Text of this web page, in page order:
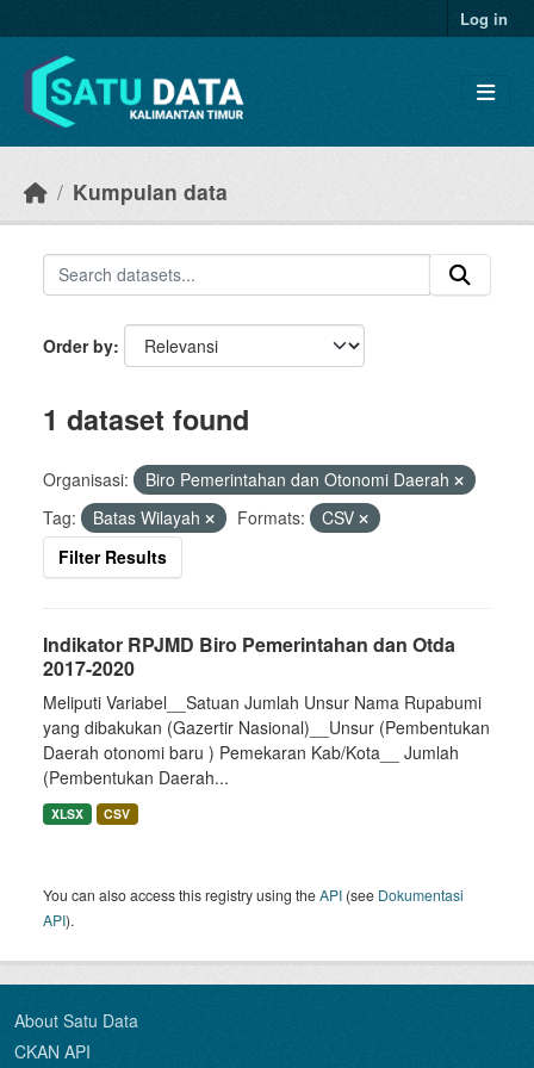
Log in
Kumpulan data
Order by
1 dataset found
Organisasi:
Biro Pemerintahan dan Otonomi Daerah
Tag:
Batas Wilayah Formats:
CSV
Filter Results
Indikator RPJMD Biro Pemerintahan dan Otda
2017-2020
Meliputi Variabel__Satuan Jumlah Unsur Nama Rupabumi
yang dibakukan (Gazertir Nasional)__Unsur (Pembentukan
Daerah otonomi baru ) Pemekaran Kab/Kota__ Jumlah
(Pembentukan Daerah...
XLSX CSV
You can also access this registry using theAPI (see Dokumentasi
API).
About Satu Data
CKAN API